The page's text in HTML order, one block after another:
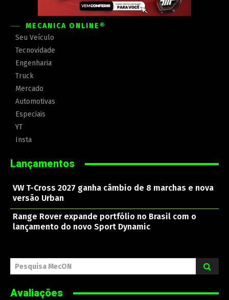
MECÂNICA ONLINE®
Seu Veículo
Tecnovidade
Engenharia
Truck
Mercado
Automotivas
Especiais
YT
Insta
Lançamentos
VW T-Cross 2027 ganha câmbio de 8 marchas e nova
versão Urban
Range Rover expande portfólio no Brasil com o
lançamento do novo Sport Dynamic
Pesquisa MecON
Avaliações